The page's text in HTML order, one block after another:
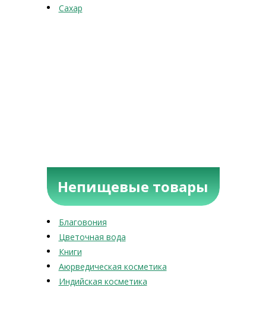
Сахар
Непищевые товары
Благовония
Цветочная вода
Книги
Аюрведическая косметика
Индийская косметика